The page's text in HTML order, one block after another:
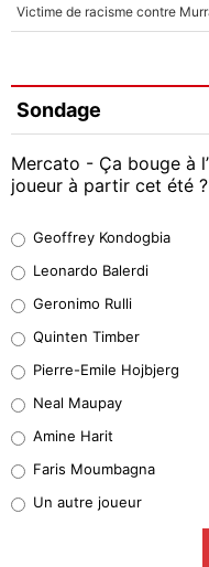
Sondage
Mercato - Ça bouge à
joueur à partir cet été ?
38%
32%
5%
1%
9%
Geoffrey Kondogbia
Leonardo Balerdi
Geronimo Rulli
Quinten Timber
Pierre-Emile Hojbjerg
Neal Maupay
Amine Harit
Faris Moumbagna
Un autre joueur